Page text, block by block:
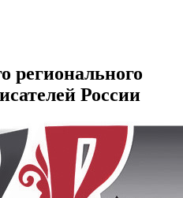
регионального
России